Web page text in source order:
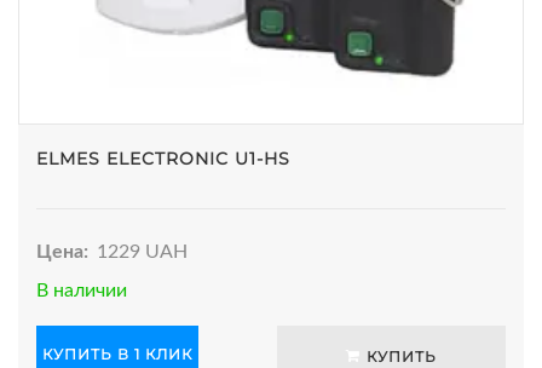
ELMES ELECTRONIC U1-HS
Цена: 1229 UAH
В наличии
КУПИТЬ В 1 КЛИК КУПИТЬ